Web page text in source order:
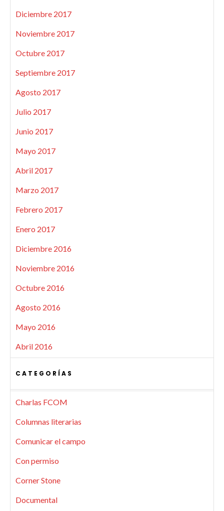
Diciembre 2017
Noviembre 2017
Octubre 2017
Septiembre 2017
Agosto 2017
Julio 2017
Junio 2017
Mayo 2017
Abril 2017
Marzo 2017
Febrero 2017
Enero 2017
Diciembre 2016
Noviembre 2016
Octubre 2016
Agosto 2016
Mayo 2016
Abril 2016
CATEGORÍAS
Charlas FCOM
Columnas literarias
Comunicar el campo
Con permiso
Corner Stone
Documental